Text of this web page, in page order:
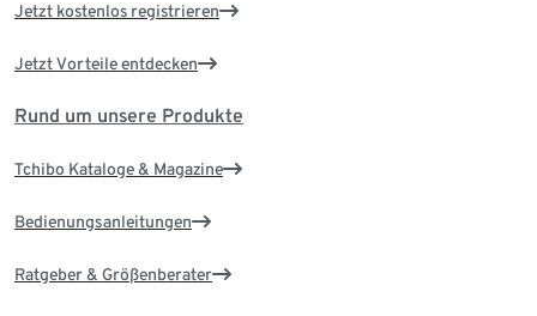
Jetzt kostenlos registrieren
Jetzt Vorteile entdecken
Rund um unsere Produkte
Tchibo Kataloge & Magazine
Bedienungsanleitungen
Ratgeber & Größenberater